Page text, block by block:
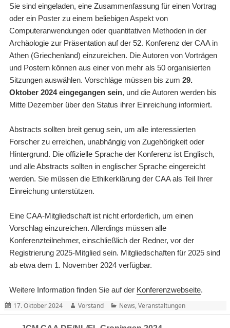
Sie sind eingeladen, eine Zusammenfassung für einen Vortrag
oder ein Poster zu einem beliebigen Aspekt von
Computeranwendungen oder quantitativen Methoden in der
Archäologie zur Präsentation auf der 52. Konferenz der CAA in
Athen (Griechenland) einzureichen. Die Autoren von Vorträgen
und Postern können aus einer von mehr als 50 organisierten
Sitzungen auswählen. Vorschläge müssen bis zum 29.
Oktober 2024 eingegangen sein, und die Autoren werden bis
Mitte Dezember über den Status ihrer Einreichung informiert.
Abstracts sollten breit genug sein, um alle interessierten
Forscher zu erreichen, unabhängig von Zugehörigkeit oder
Hintergrund. Die offizielle Sprache der Konferenz ist Englisch,
und alle Abstracts sollten in englischer Sprache eingereicht
werden. Sie müssen die Ethikerklärung der CAA als Teil Ihrer
Einreichung unterstützen.
Eine CAA-Mitgliedschaft ist nicht erforderlich, um einen
Vorschlag einzureichen. Allerdings müssen alle
Konferenzteilnehmer, einschließlich der Redner, vor der
Registrierung 2025-Mitglied sein. Mitgliedschaften für 2025 sind
ab etwa dem 1. November 2024 verfügbar.
Weitere Information finden Sie auf der Konferenzwebseite.
Posted
17. Oktober 2024 Author
Vorstand Categories
News,Veranstaltungen